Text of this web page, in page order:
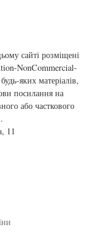
сайті розміщені
NonCommercial-
яких матеріалів,
посилання на
або часткового
11